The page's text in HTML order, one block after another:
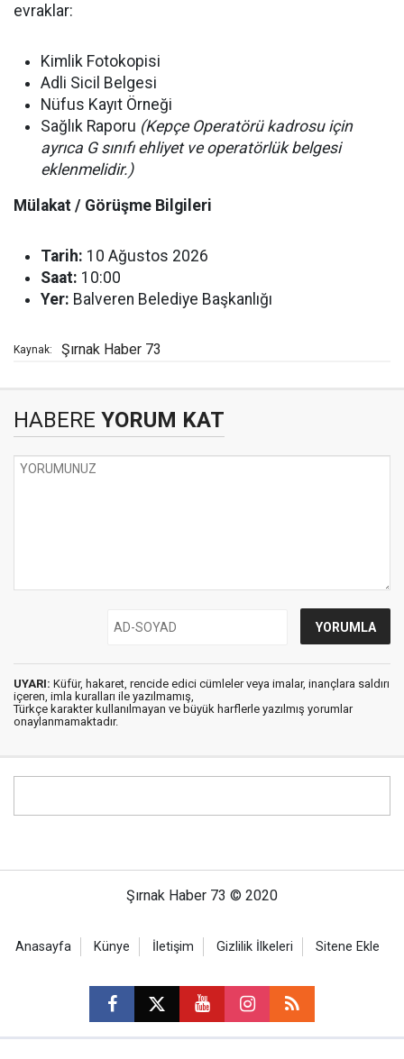
evraklar:
Kimlik Fotokopisi
Adli Sicil Belgesi
Nüfus Kayıt Örneği
Sağlık Raporu (Kepçe Operatörü kadrosu için
ayrıca G sınıfı ehliyet ve operatörlük belgesi
eklenmelidir.)
Mülakat / Görüşme Bilgileri
Tarih: 10 Ağustos 2026
Saat: 10:00
Yer: Balveren Belediye Başkanlığı
Kaynak: Şırnak Haber 73
HABERE YORUM KAT
UYARI: Küfür, hakaret, rencide edici cümleler veya imalar, inançlara saldırı
içeren, imla kuralları ile yazılmamış,
Türkçe karakter kullanılmayan ve büyük harflerle yazılmış yorumlar
onaylanmamaktadır.
Şırnak Haber 73 © 2020
Anasayfa Künye İletişim Gizlilik İlkeleri Sitene Ekle